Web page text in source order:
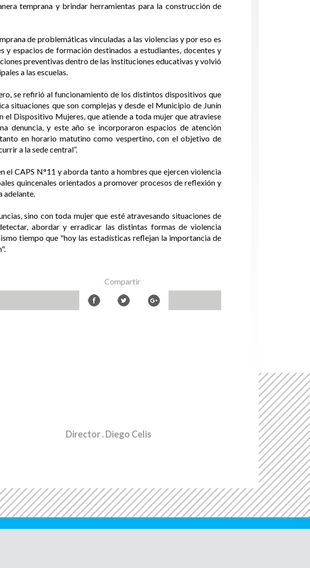
temprana y brindar herramientas para la construcción de
de problemáticas vinculadas a las violencias y por eso es
y espacios de formación destinados a estudiantes, docentes y
preventivas dentro de las instituciones educativas y volvió
a las escuelas.
se refirió al funcionamiento de los distintos dispositivos que
situaciones que son complejas y desde el Municipio de Junín
Dispositivo Mujeres, que atiende a toda mujer que atraviese
denuncia, y este año se incorporaron espacios de atención
en horario matutino como vespertino, con el objetivo de
a la sede central”.
CAPS N°11 y aborda tanto a hombres que ejercen violencia
quincenales orientados a promover procesos de reflexión y
adelante.
sino con toda mujer que esté atravesando situaciones de
abordar y erradicar las distintas formas de violencia
tiempo que "hoy las estadísticas reflejan la importancia de
Compartir
Director. Diego Celis